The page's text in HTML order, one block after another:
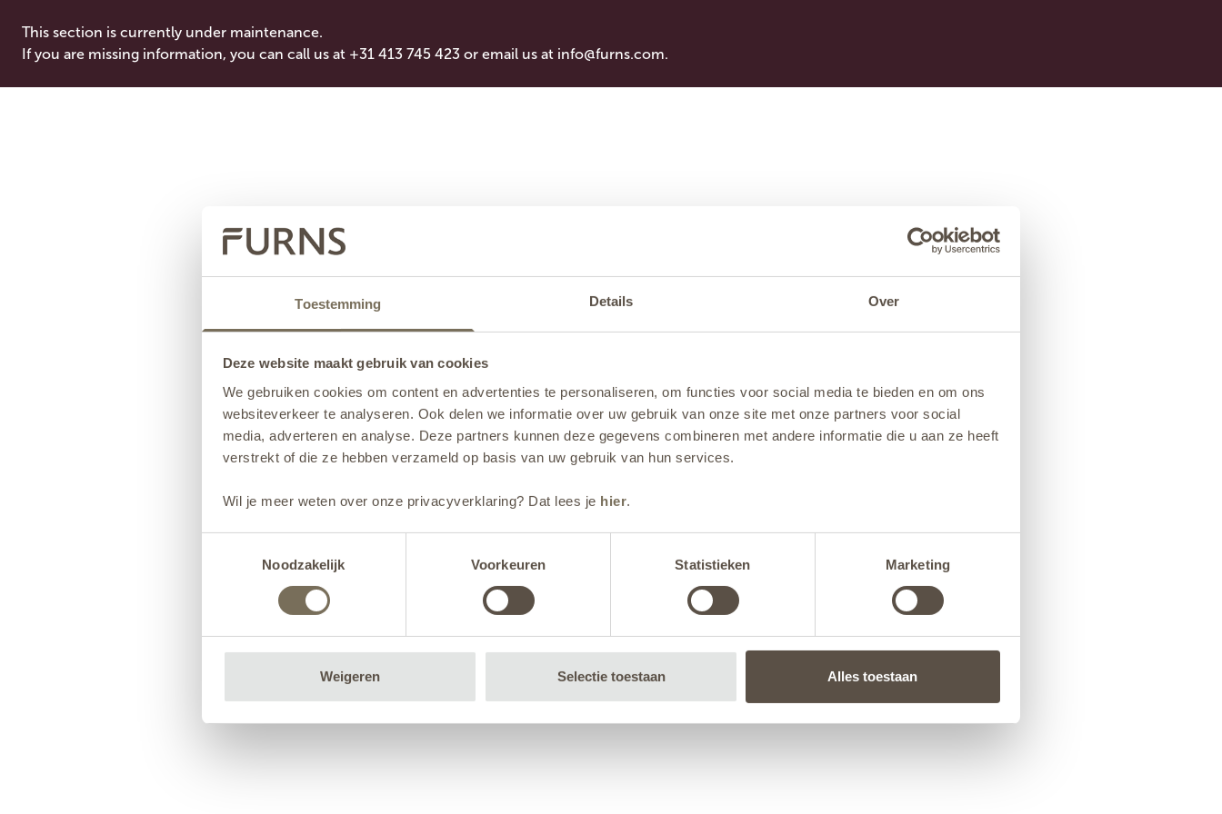
Toestemming Details Over
Deze website maakt gebruik van cookies
We gebruiken cookies om content en advertenties te personaliseren, om functies voor social media te bieden en om ons
websiteverkeer te analyseren. Ook delen we informatie over uw gebruik van onze site met onze partners voor social
media, adverteren en analyse. Deze partners kunnen deze gegevens combineren met andere informatie die u aan ze heeft
verstrekt of die ze hebben verzameld op basis van uw gebruik van hun services.
Wil je meer weten over onze privacyverklaring? Dat lees je hier.
Noodzakelijk
Voorkeuren Statistieken Marketing
Weigeren Selectie toestaan Alles toestaan
This section is currently under maintenance.
If you are missing information, you can call us at +31 413 745 423 or email us at info@furns.com.